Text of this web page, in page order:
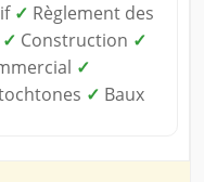
✓ Règlement des
✓ Construction ✓
✓
✓ Baux